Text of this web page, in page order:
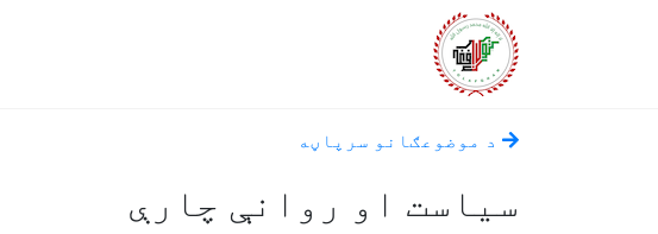
د موضوعګانو سرپاڼه
سياست او روانې چارې